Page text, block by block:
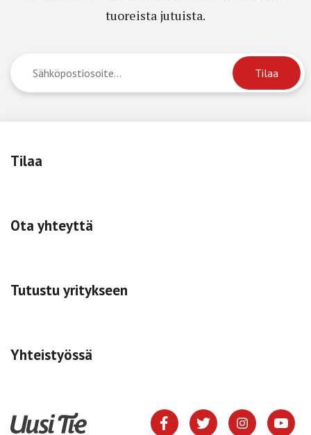
tuoreista jutuista.
Tilaa
Ota yhteyttä
Tutustu yritykseen
Yhteistyössä